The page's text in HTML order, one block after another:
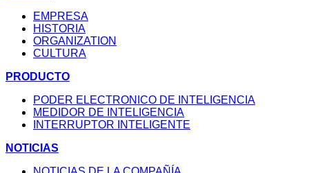
EMPRESA
HISTORIA
ORGANIZATION
CULTURA
PRODUCTO
PODER ELECTRONICO DE INTELIGENCIA
MEDIDOR DE INTELIGENCIA
INTERRUPTOR INTELIGENTE
NOTICIAS